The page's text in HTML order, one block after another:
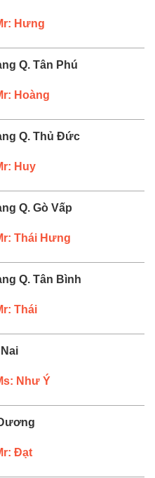
Hưng
Q. Tân Phú
Hoàng
Q. Thủ Đức
Huy
Q. Gò Vấp
Thái Hưng
Q. Tân Bình
Thái
Như Ý
Đạt